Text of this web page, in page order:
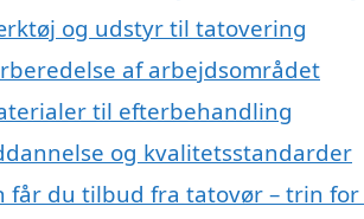
og udstyr til tatovering
af arbejdsområdet
til efterbehandling
og kvalitetsstandarder
får du tilbud fra tatovør – trin